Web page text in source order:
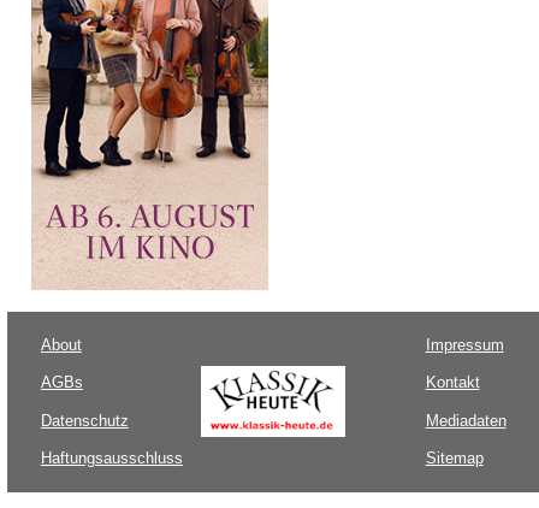
About
AGBs
Datenschutz
Haftungsausschluss
Impressum
Kontakt
Mediadaten
Sitemap